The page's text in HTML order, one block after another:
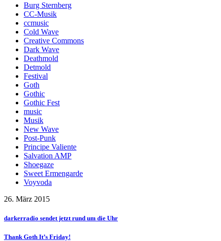
Burg Sternberg
CC-Musik
ccmusic
Cold Wave
Creative Commons
Dark Wave
Deathmold
Detmold
Festival
Goth
Gothic
Gothic Fest
music
Musik
New Wave
Post-Punk
Principe Valiente
Salvation AMP
Shoegaze
Sweet Ermengarde
Voyvoda
26. März 2015
darkerradio sendet jetzt rund um die Uhr
Thank Goth It’s Friday!